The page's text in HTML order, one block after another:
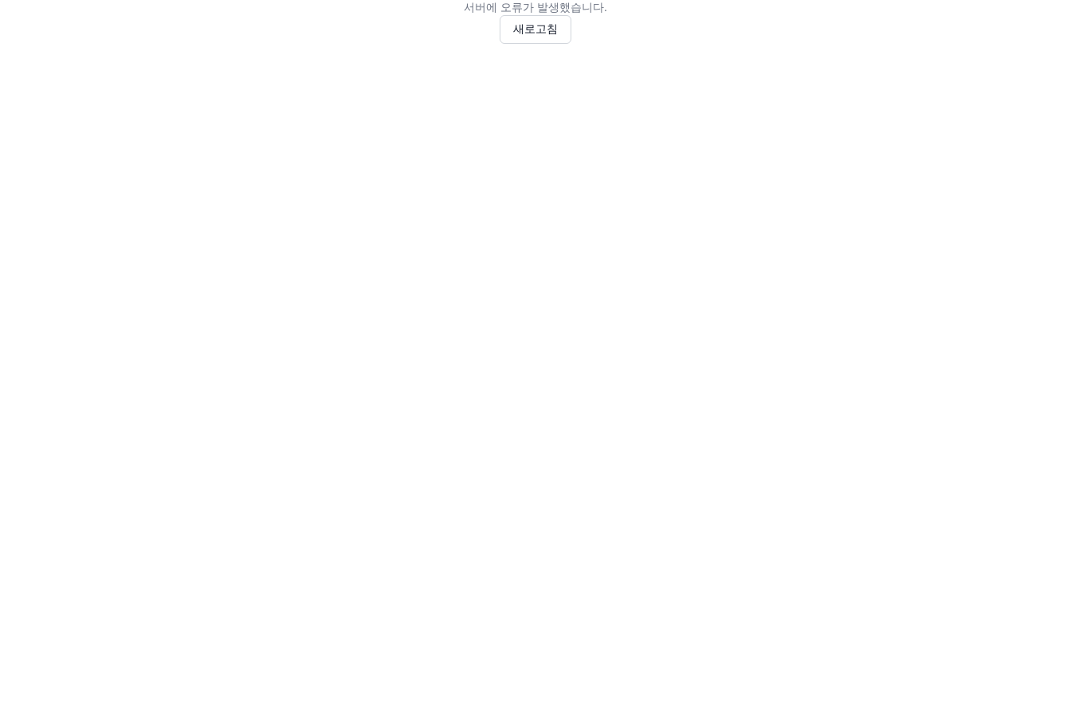
서버에 오류가 발생했습니다.
새로고침